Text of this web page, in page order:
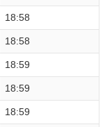
18:58
18:58
18:59
18:59
18:59